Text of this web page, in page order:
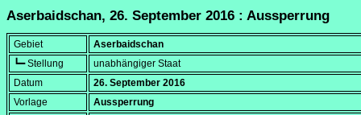
Aserbaidschan, 26. September 2016 : Aussperrung
Gebiet
Aserbaidschan
┗━ Stellung
unabhängiger Staat
Datum
26. September 2016
Vorlage
Aussperrung